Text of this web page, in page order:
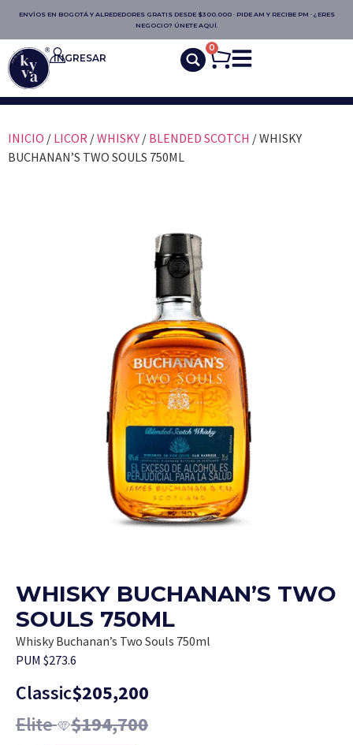
ENVÍOS EN BOGOTÁ Y ALREDEDORES GRATIS DESDE $300.000 · PIDE AM Y RECIBE PM · ¿ERES
NEGOCIO? ÚNETE AQUÍ.
INGRESAR
0
INICIO / LICOR /WHISKY / BLENDED SCOTCH / WHISKY
BUCHANAN’S TWO SOULS 750ML
WHISKY BUCHANAN’S TWO
SOULS 750ML
Whisky Buchanan’s Two Souls 750ml
PUM $273.6
Classic$205,200
Elite $194,700